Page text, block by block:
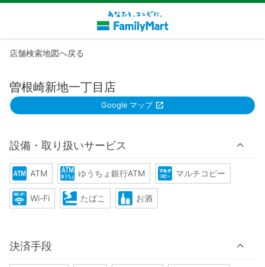
店舗検索地図へ戻る
曽根崎新地一丁目店
Google マップ
設備・取り扱いサービス
ATM ゆうちょ銀行ATM マルチコピー
Wi-Fi たばこ お酒
決済手段